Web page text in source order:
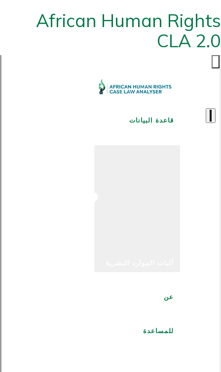
African Human Rights
CLA 2.0
قاعدة البيانات
عن
للمساعدة